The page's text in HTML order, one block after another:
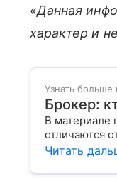
«Данная
характер и
Узнать больше
Брокер:
В материале
отличаются
Читать